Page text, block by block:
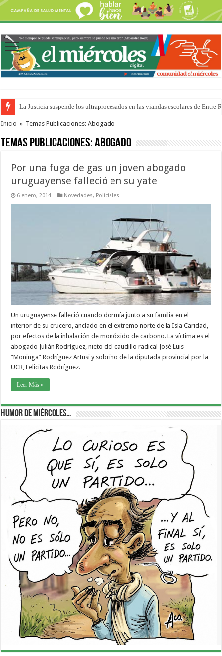
La Justicia suspende los ultraprocesados en las viandas escolares de Entre
Se presentará la obra “La Runfla de los Macanos”
Inicio » Temas Publicaciones: Abogado
Temas Publicaciones:Abogado
Por una fuga de gas un joven abogado
uruguayense falleció en su yate
6 enero, 2014 Novedades, Policiales
Un uruguayense falleció cuando dormía junto a su familia en el
interior de su crucero, anclado en el extremo norte de la Isla Caridad,
por efectos de la inhalación de monóxido de carbono. La víctima es el
abogado Julián Rodríguez, nieto del caudillo radical José Luis
“Moninga” Rodríguez Artusi y sobrino de la diputada provincial por la
UCR, Felicitas Rodríguez.
Leer Más »
Humor de Miércoles…